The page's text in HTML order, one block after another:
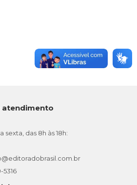
atendimento
sexta, das 8h às 18h:
5316